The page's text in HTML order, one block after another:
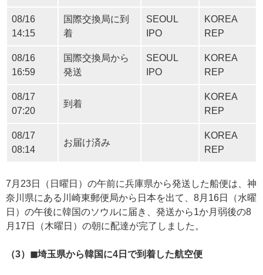
08/16
14:15
国際交換局に到
着
SEOUL
IPO
KOREA
REP
08/16
16:59
国際交換局から
発送
SEOUL
IPO
KOREA
REP
08/17
07:20
到着
KOREA
REP
08/17
08:14
お届け済み
KOREA
REP
7月23日（日曜日）の午前に兵庫県から発送した船便は、神
奈川県にある川崎東郵便局から日本を出て、8月16日（水曜
日）の午後に韓国のソウルに届き、発送から1か月弱後の8
月17日（木曜日）の朝に配達が完了しました。
（3）◼︎埼玉県から韓国に4日で到着した航空便